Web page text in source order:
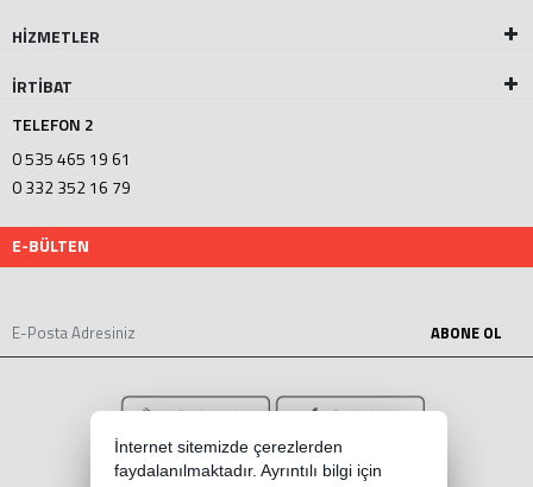
HİZMETLER
İRTİBAT
TELEFON 2
0 535 465 19 61
0 332 352 16 79
E-BÜLTEN
ABONE OL
İnternet sitemizde çerezlerden
faydalanılmaktadır. Ayrıntılı bilgi için